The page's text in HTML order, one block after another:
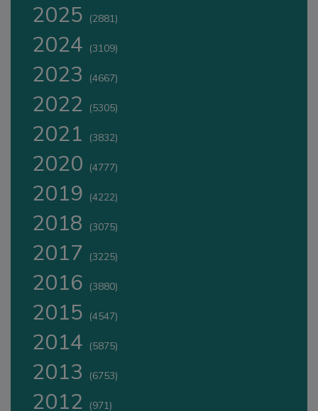
2025 (2881)
2024 (3109)
2023 (4667)
2022 (5305)
2021 (3832)
2020 (4777)
2019 (4222)
2018 (3075)
2017 (3225)
2016 (3880)
2015 (4547)
2014 (5875)
2013 (6753)
2012 (971)